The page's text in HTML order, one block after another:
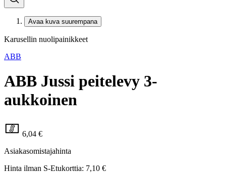
Avaa kuva suurempana
Karusellin nuolipainikkeet
ABB
ABB Jussi peitelevy 3-
aukkoinen
6,04 €
Asiakasomistajahinta
Hinta ilman S-Etukorttia: 7,10 €